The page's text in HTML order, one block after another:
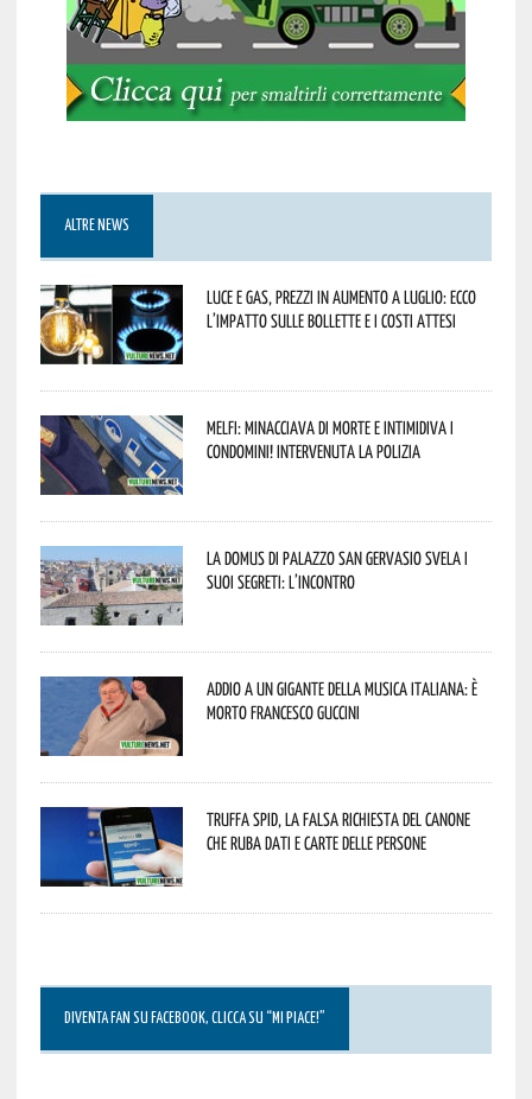
ALTRE NEWS
Luce e gas, prezzi in aumento a luglio: ecco
l’impatto sulle bollette e i costi attesi
Melfi: minacciava di morte e intimidiva i
condomini! Intervenuta la Polizia
La Domus di Palazzo San Gervasio svela i
suoi segreti: l’incontro
Addio a un gigante della musica italiana: è
morto Francesco Guccini
Truffa Spid, la falsa richiesta del canone
che ruba dati e carte delle persone
DIVENTA FAN SU FACEBOOK, CLICCA SU “MI PIACE!”